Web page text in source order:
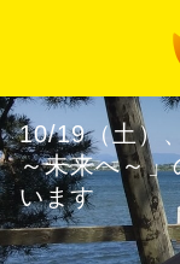
最新
10/19（土）
～未来へ～
います